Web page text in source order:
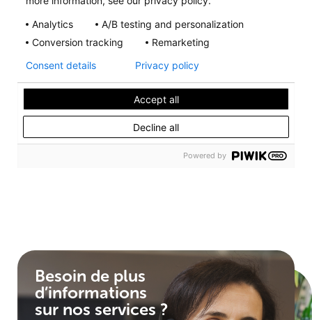
Besoin de plus
d’informations
sur nos services ?